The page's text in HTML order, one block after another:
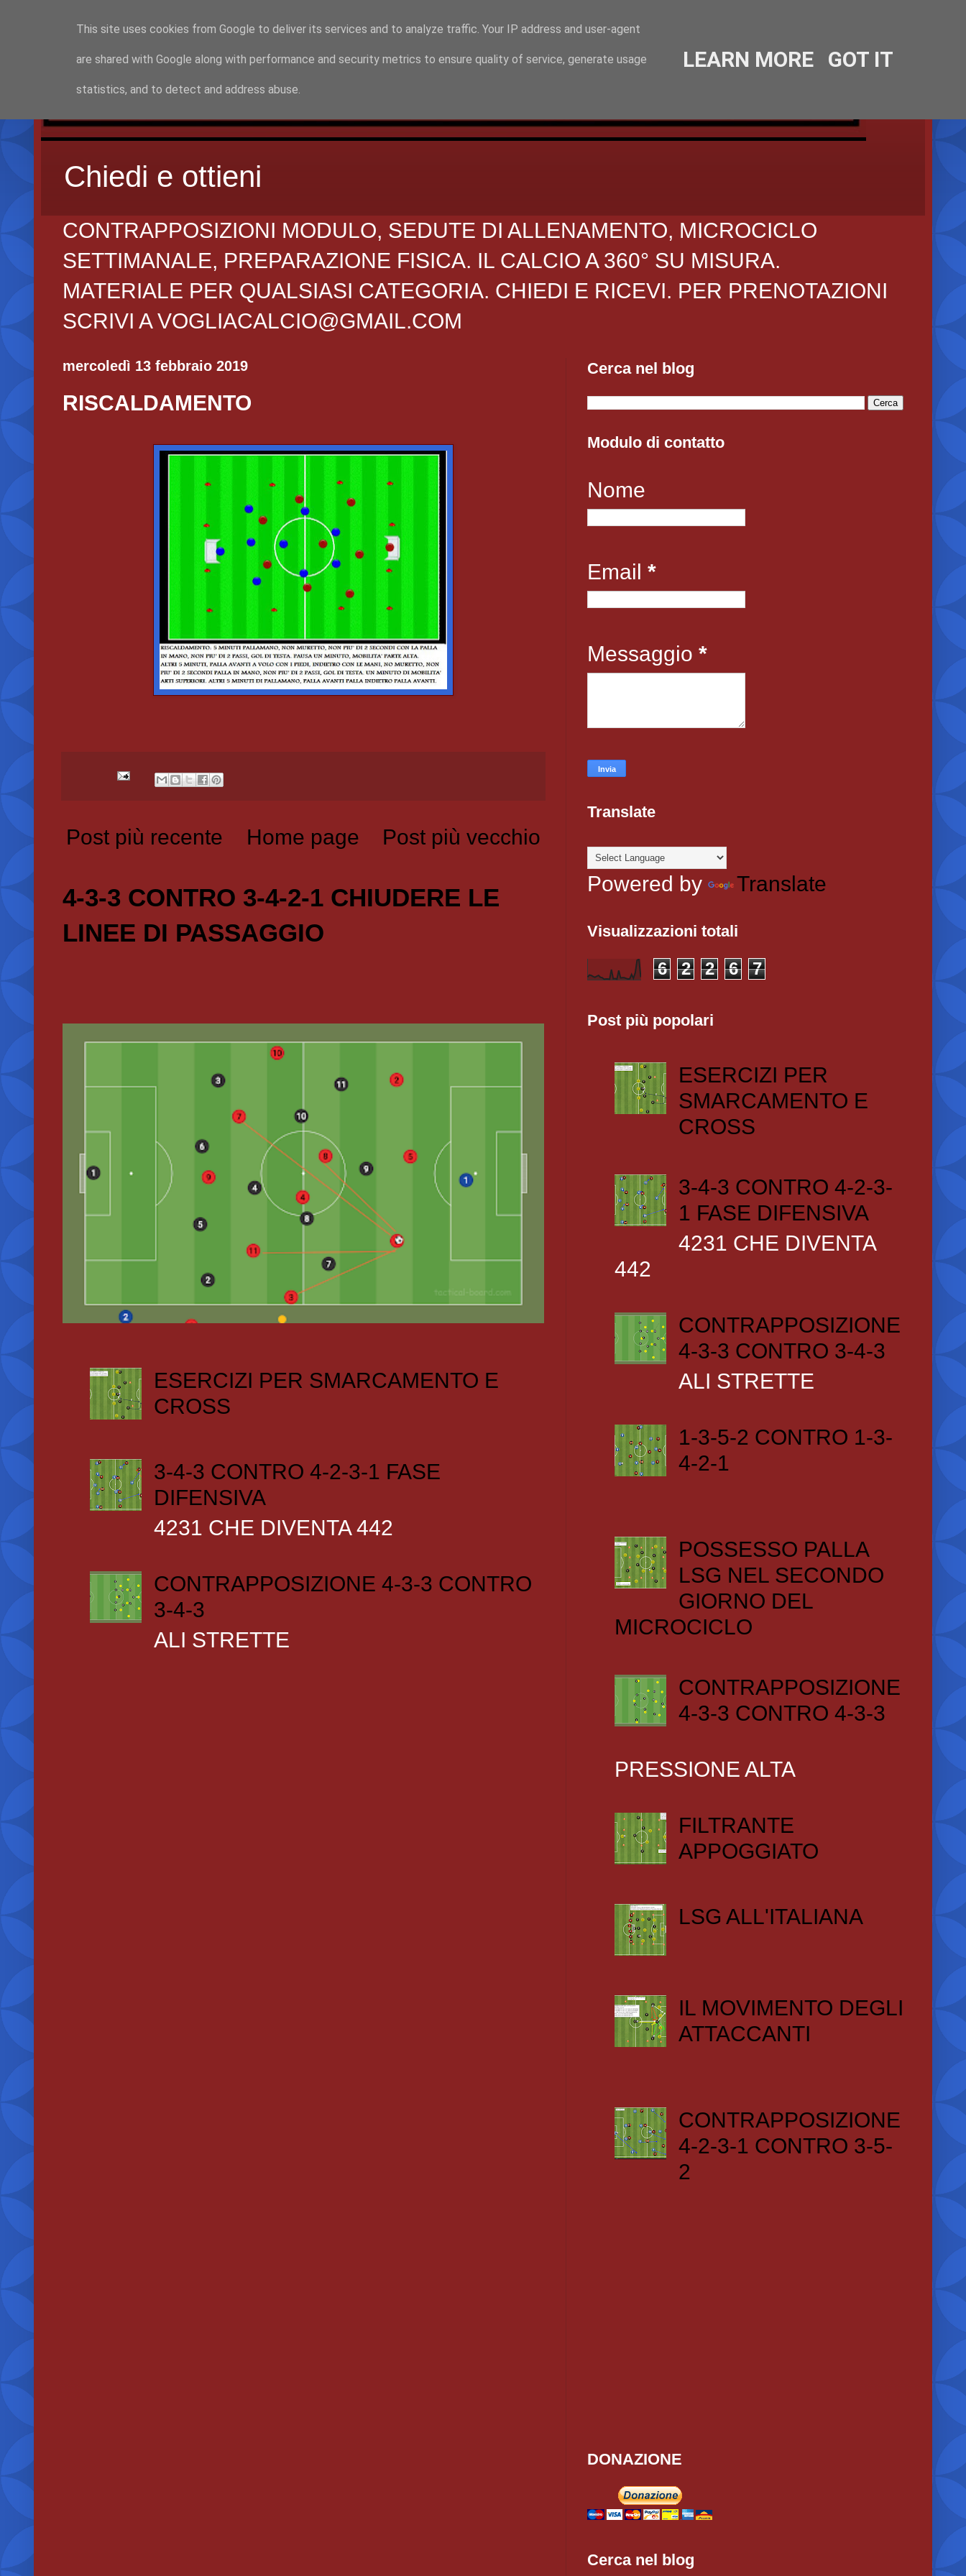
Chiedi e ottieni
CONTRAPPOSIZIONI MODULO, SEDUTE DI ALLENAMENTO, MICROCICLO
SETTIMANALE, PREPARAZIONE FISICA. IL CALCIO A 360° SU MISURA.
MATERIALE PER QUALSIASI CATEGORIA. CHIEDI E RICEVI. PER PRENOTAZIONI
SCRIVI A VOGLIACALCIO@GMAIL.COM
mercoledì 13 febbraio 2019
RISCALDAMENTO
Post più recente Post più vecchio
Home page
4-3-3 CONTRO 3-4-2-1 CHIUDERE LE
LINEE DI PASSAGGIO
ESERCIZI PER SMARCAMENTO E
CROSS
3-4-3 CONTRO 4-2-3-1 FASE
DIFENSIVA
4231 CHE DIVENTA 442
CONTRAPPOSIZIONE 4-3-3 CONTRO
3-4-3
ALI STRETTE
Cerca nel blog
Modulo di contatto
Nome
Email *
Messaggio *
Translate
Powered by Translate
Visualizzazioni totali
6 2 2 6 7
Post più popolari
ESERCIZI PER
SMARCAMENTO E
CROSS
3-4-3 CONTRO 4-2-3-
1 FASE DIFENSIVA
4231 CHE DIVENTA
442
CONTRAPPOSIZIONE
4-3-3 CONTRO 3-4-3
ALI STRETTE
1-3-5-2 CONTRO 1-3-
4-2-1
POSSESSO PALLA
LSG NEL SECONDO
GIORNO DEL
MICROCICLO
CONTRAPPOSIZIONE
4-3-3 CONTRO 4-3-3
PRESSIONE ALTA
FILTRANTE
APPOGGIATO
LSG ALL'ITALIANA
IL MOVIMENTO DEGLI
ATTACCANTI
CONTRAPPOSIZIONE
4-2-3-1 CONTRO 3-5-
2
DONAZIONE
Cerca nel blog
This site uses cookies from Google to deliver its services and to analyze traffic. Your IP address and user-agent
are shared with Google along with performance and security metrics to ensure quality of service, generate usage
statistics, and to detect and address abuse.
LEARN MORE GOT IT